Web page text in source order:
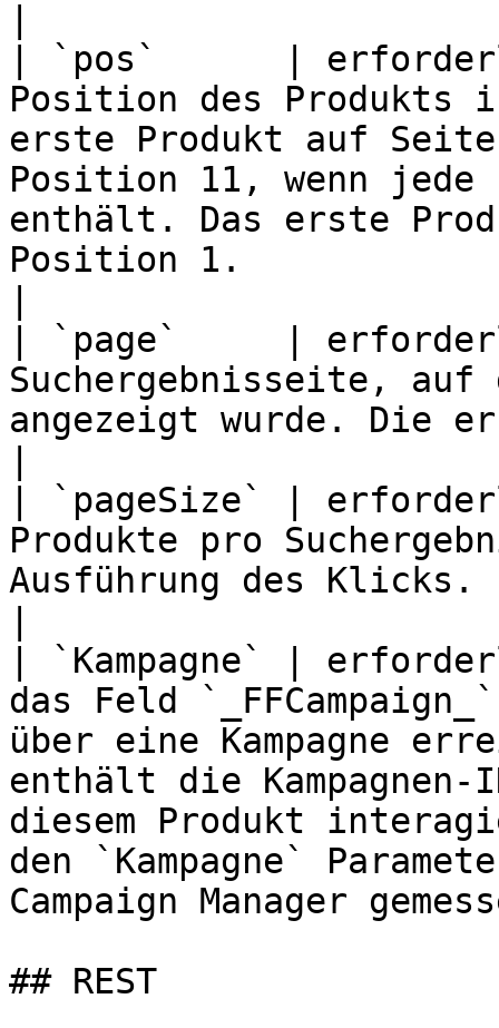
| `pos`      |
Position des Produkts
erste Produkt auf
Position 11, wenn jede
enthält. Das erste
Position 1.
| `page`     |
Suchergebnisseite, auf
angezeigt wurde. Die
| `pageSize` |
Produkte pro
Ausführung des Klicks.
| `Kampagne` |
das Feld
über eine Kampagne
enthält die
diesem Produkt
den `Kampagne`
Campaign Manager
## REST